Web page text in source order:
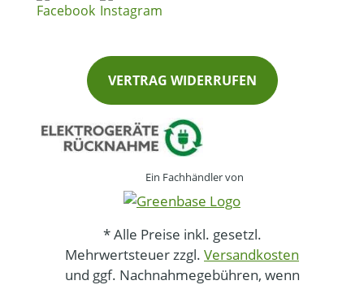
VERTRAG WIDERRUFEN
Ein Fachhändler von
* Alle Preise inkl. gesetzl.
Mehrwertsteuer zzgl. Versandkosten
und ggf. Nachnahmegebühren, wenn